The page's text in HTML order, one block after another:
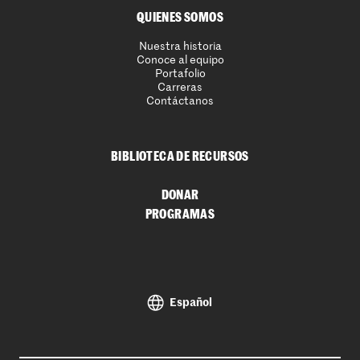
QUIENES SOMOS
Nuestra historia
Conoce al equipo
Portafolio
Carreras
Contáctanos
BIBLIOTECA DE RECURSOS
DONAR
PROGRAMAS
Español